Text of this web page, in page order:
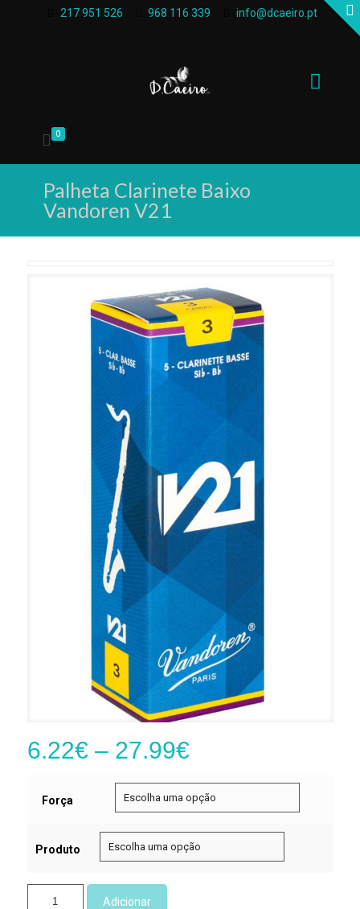
217 951 526 968 116 339 info@dcaeiro.pt
0
Palheta Clarinete Baixo
Vandoren V21
6.22€– 27.99€
Força
Produto
Quantidade
Adicionar